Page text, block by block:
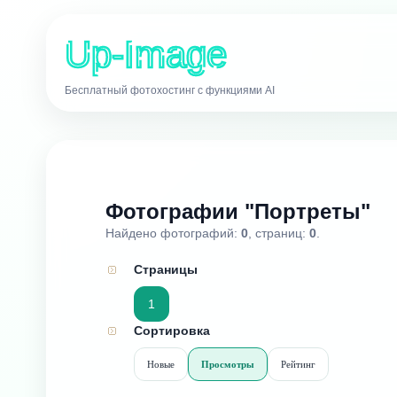
Up-Image
Бесплатный фотохостинг с функциями AI
Фотографии "Портреты"
Найдено фотографий: 0 , страниц: 0
Страницы
1
Сортировка
Новые Просмотры Рейтинг